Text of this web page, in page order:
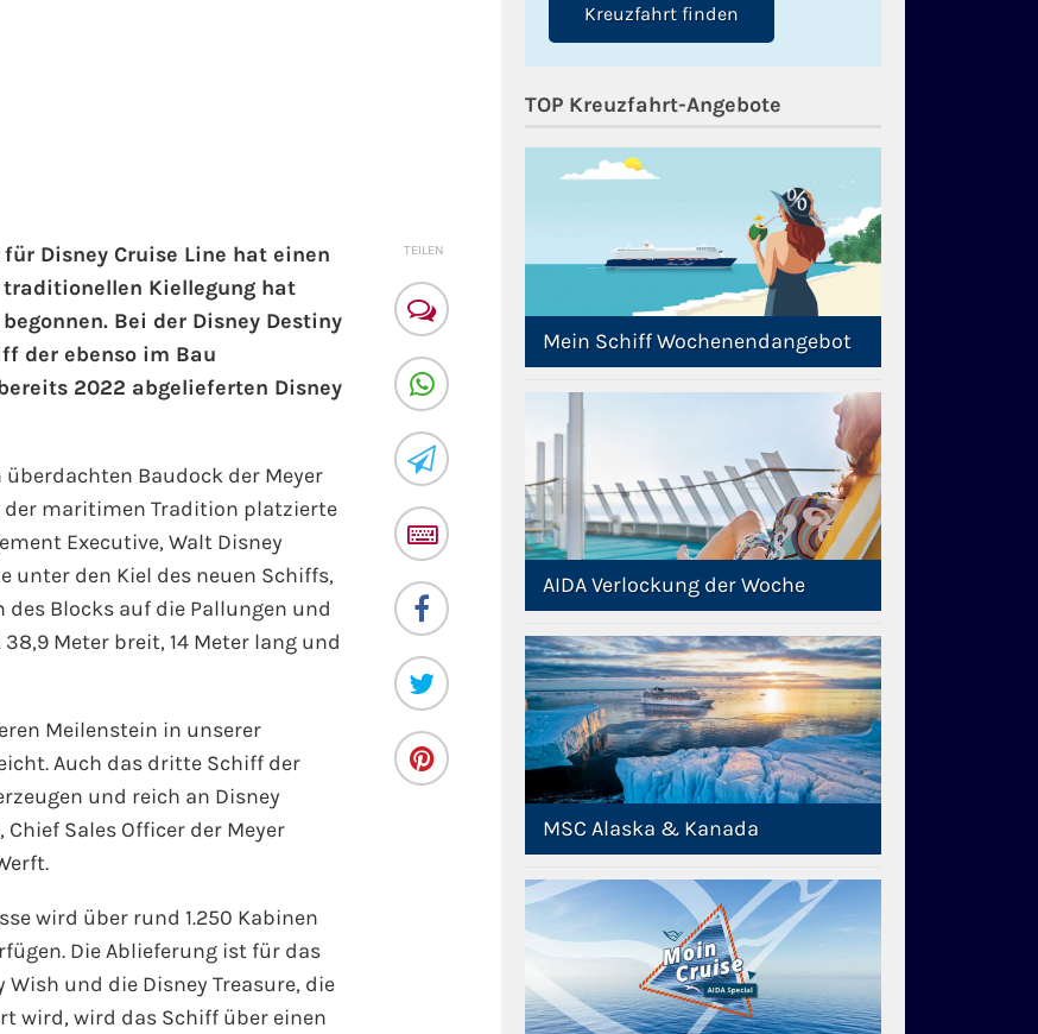
Disney Cruise Line hat einen
Kiellegung hat
Bei der Disney Destiny
der ebenso im Bau
2022 abgelieferten Disney
Baudock der Meyer
der maritimen Tradition platzierte
Executive, Walt Disney
unter den Kiel des neuen Schiffs,
Blocks auf die Pallungen und
Meter breit, 14 Meter lang und
Meilenstein in unserer
Auch das dritte Schiff der
und reich an Disney
Sales Officer der Meyer
wird über rund 1.250 Kabinen
Die Ablieferung ist für das
und die Disney Treasure, die
wird, wird das Schiff über einen
TEILEN
Kreuzfahrt finden
TOP Kreuzfahrt-Angebote
Mein Schiff Wochenendangebot
AIDA Verlockung der Woche
MSC Alaska & Kanada